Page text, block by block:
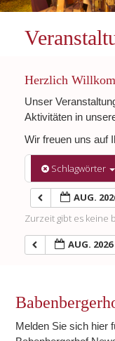
Herzlich
Unser
Aktivitäten in
Wir freuen uns auf
Schlagwörter
AUG.
Zurzeit gibt es keine
AUG. 2026
Melden Sie sich hier